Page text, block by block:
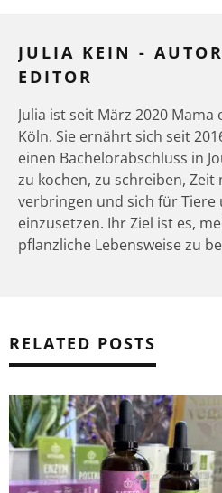
JULIA KEIN -
EDITOR
Julia ist seit März 2020
Köln. Sie ernährt sich seit
einen Bachelorabschluss in
zu kochen, zu schreiben, Zeit
verbringen und sich für Tiere
einzusetzen. Ihr Ziel ist es,
pflanzliche Lebensweise zu
RELATED POSTS